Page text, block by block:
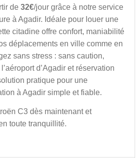
de 32€/jour grâce à notre service
à Agadir. Idéale pour louer une
citadine offre confort, maniabilité
déplacements en ville comme en
sans stress : sans caution,
d’Agadir et réservation
pratique pour une
à Agadir simple et fiable.
C3 dès maintenant et
toute tranquillité.